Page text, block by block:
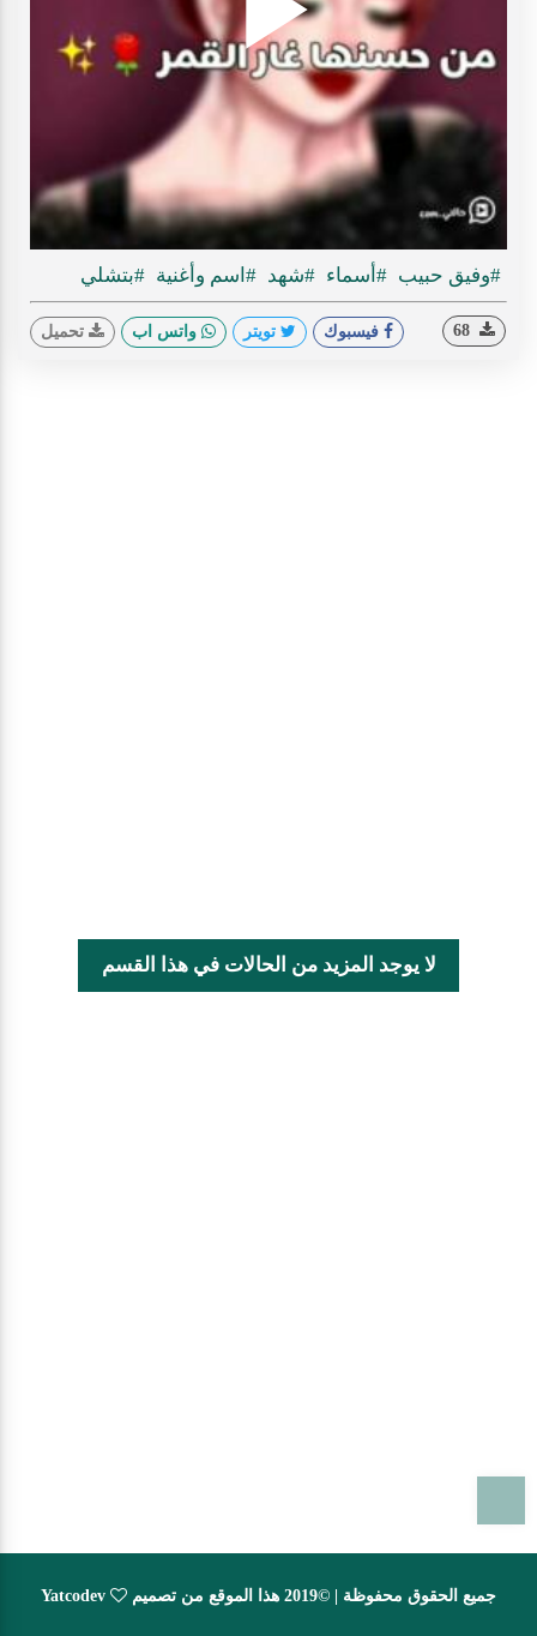
Play
#وفيق حبيب #أسماء #شهد #اسم وأغنية #بتشلي
فيسبوك تويتر واتس اب تحميل
لا يوجد المزيد من الحالات في هذا القسم
جميع الحقوق محفوظة | ©2019 هذا الموقع من تصميم Yatcodev